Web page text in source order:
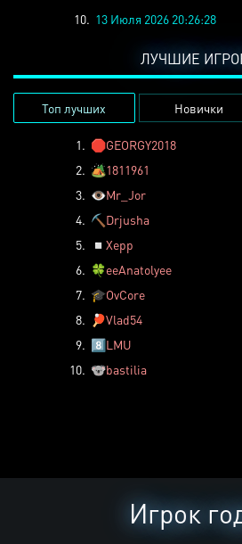
10. 13 Июля 2026 20:26:28
ЛУЧШИЕ
Топ лучших Новички
1. 🛑GEORGY2018
2. 🏕️1811961
3. 👁️Mr_Jor
4. ⛏️ Drjusha
5.
◽ Xepp
6. 🍀eeAnatolyee
7. 🎓OvCore
8.
🏓Vlad54
9. 8️⃣LMU
10. 🐨bastilia
Игрок